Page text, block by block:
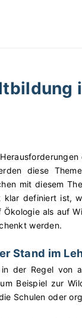
diese
mit diesem
definiert ist,
als auf
werden.
Stand im
der Regel von
Beispiel zur
Schulen oder